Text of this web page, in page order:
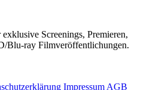
Screenings, Premieren,
Blu-ray Filmveröffentlichungen.
Impressum AGB